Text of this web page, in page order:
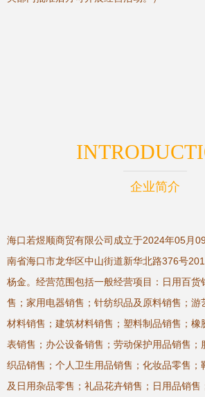
企业简介
海口若煜顺商贸有限公司成立于2024年05月
南省海口市龙华区中山街道新华北路376号
杨金。经营范围包括一般经营项目：日用百货
售；家用电器销售；针纺织品及原料销售；游
材料销售；建筑材料销售；塑料制品销售；橡
表销售；办公设备销售；劳动保护用品销售；
织品销售；个人卫生用品销售；化妆品零售；
及日用杂品零售；礼品花卉销售；日用品销售